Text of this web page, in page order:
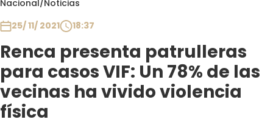
Nacional/Noticias
25/ 11/ 2021
18:37
Renca presenta patrulleras
para casos VIF: Un 78% de las
vecinas ha vivido violencia
física
Club De La Comedia
Contigo en Directo
El Tiempo
Sabingo
Todos Los Programas